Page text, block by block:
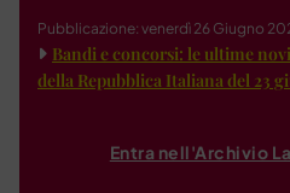
Pubblicazione: venerdì 26 Giugno
Bandi e concorsi: le ultime
della Repubblica Italiana del 23
Entra nell'Archivio